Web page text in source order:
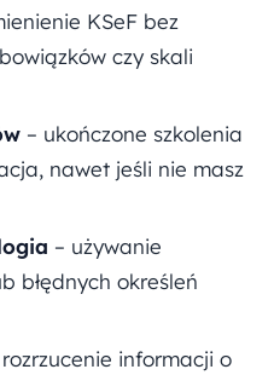
KSeF bez
czy skali
– ukończone szkolenia
nawet jeśli nie masz
– używanie
błędnych określeń
rozrzucenie informacji o